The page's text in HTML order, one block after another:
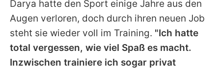
Darya hatte den Sport einige Jahre aus den
Augen verloren, doch durch ihren neuen Job
steht sie wieder voll im Training. "Ich hatte
total vergessen, wie viel Spaß es macht.
Inzwischen trainiere ich sogar privat